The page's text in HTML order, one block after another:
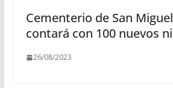
Cementerio de San
contará con 100 nuevos
26/08/2023